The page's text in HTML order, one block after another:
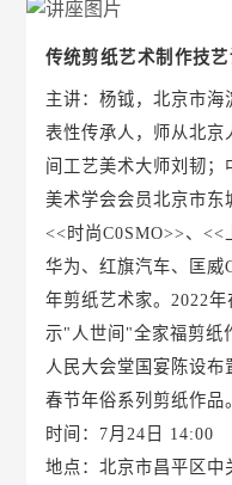
传统剪纸艺术制作技
主讲：杨钺，北京市
表性传承人，师从北京
间工艺美术大师刘韧
美术学会会员北京市东
<<时尚C0SMO>>、<<
华为、红旗汽车、匡威
年剪纸艺术家。2022
示"人世间"全家福剪纸
人民大会堂国宴陈设布
春节年俗系列剪纸作品。
时间：7月24日 14:00
地点：北京市昌平区中